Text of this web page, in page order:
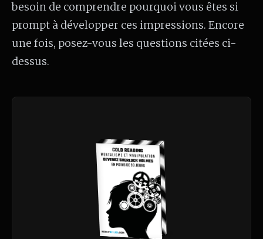
besoin de comprendre pourquoi vous êtes si
prompt à développer ces impressions. Encore
une fois, posez-vous les questions citées ci-
dessus.